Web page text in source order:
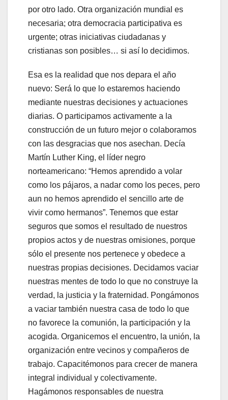
por otro lado. Otra organización mundial es
necesaria; otra democracia participativa es
urgente; otras iniciativas ciudadanas y
cristianas son posibles… si así lo decidimos.
Esa es la realidad que nos depara el año
nuevo: Será lo que lo estaremos haciendo
mediante nuestras decisiones y actuaciones
diarias. O participamos activamente a la
construcción de un futuro mejor o colaboramos
con las desgracias que nos asechan. Decía
Martín Luther King, el líder negro
norteamericano: “Hemos aprendido a volar
como los pájaros, a nadar como los peces, pero
aun no hemos aprendido el sencillo arte de
vivir como hermanos”. Tenemos que estar
seguros que somos el resultado de nuestros
propios actos y de nuestras omisiones, porque
sólo el presente nos pertenece y obedece a
nuestras propias decisiones. Decidamos vaciar
nuestras mentes de todo lo que no construye la
verdad, la justicia y la fraternidad. Pongámonos
a vaciar también nuestra casa de todo lo que
no favorece la comunión, la participación y la
acogida. Organicemos el encuentro, la unión, la
organización entre vecinos y compañeros de
trabajo. Capacitémonos para crecer de manera
integral individual y colectivamente.
Hagámonos responsables de nuestra